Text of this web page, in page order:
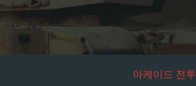
아케이드 전투